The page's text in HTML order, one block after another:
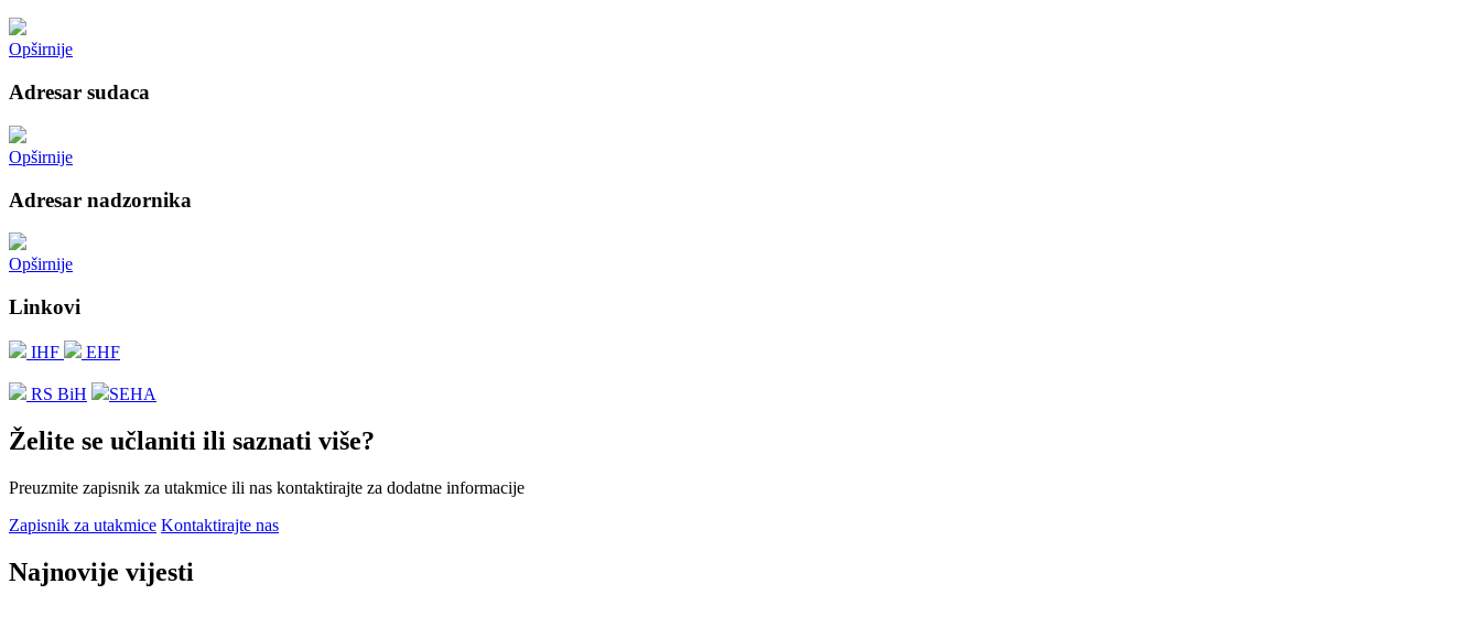
Opširnije
Adresar sudaca
Opširnije
Adresar nadzornika
Opširnije
Linkovi
IHF EHF
RS BiH SEHA
Želite se učlaniti ili saznati više?
Preuzmite zapisnik za utakmice ili nas kontaktirajte za dodatne informacije
Zapisnik za utakmice Kontaktirajte nas
Najnovije vijesti